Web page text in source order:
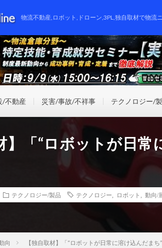
物流不動産,ロボット,ドローン,3PL,独自取材で物流
/不動産 災害/事故/不祥事 テクノロジー/
】「“ロボットが日
テクノロジー/製品 テクノロジー ロボット 動向/
向 【独自取材】「“ロボットが日常に溶け込んだまち”